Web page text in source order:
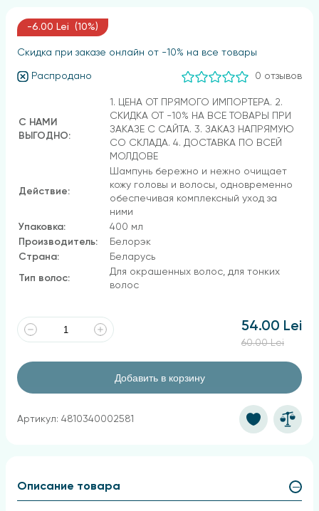
-6.00 Lei (10%)
Скидка при заказе онлайн от -10% на все товары
Распродано 0 отзывов
С НАМИ
ВЫГОДНО:
1. ЦЕНА ОТ ПРЯМОГО ИМПОРТЕРА. 2.
СКИДКА ОТ -10% НА ВСЕ ТОВАРЫ ПРИ
ЗАКАЗЕ С САЙТА. 3. ЗАКАЗ НАПРЯМУЮ
СО СКЛАДА. 4. ДОСТАВКА ПО ВСЕЙ
МОЛДОВЕ
Действие:
Шампунь бережно и нежно очищает
кожу головы и волосы, одновременно
обеспечивая комплексный уход за
ними
Упаковка:
400 мл
Производитель:
Белорэк
Страна:
Беларусь
Тип волос:
Для окрашенных волос, для тонких
волос
54.00 Lei
60.00 Lei
Добавить в корзину
Артикул: 4810340002581
Описание товара